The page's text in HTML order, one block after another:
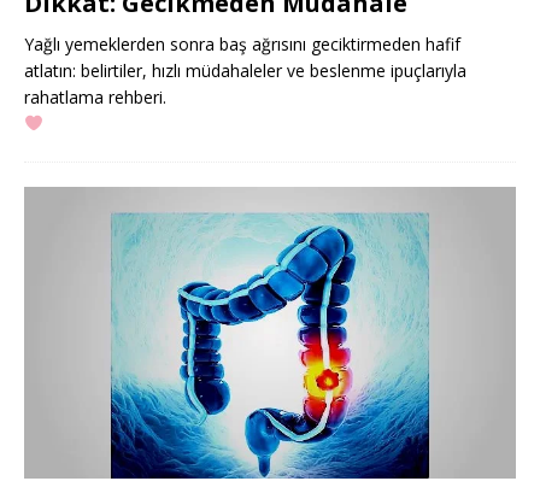
Yağlı yemeklerden sonra baş ağrısını geciktirmeden hafif
atlatın: belirtiler, hızlı müdahaleler ve beslenme ipuçlarıyla
rahatlama rehberi.